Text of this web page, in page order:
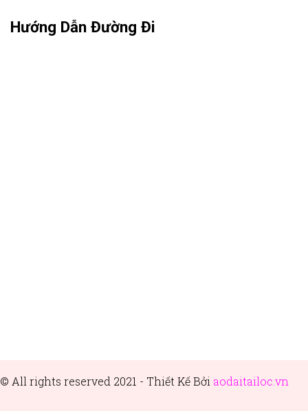
Hướng Dẫn Đường Đi
© All rights reserved 2021 - Thiết Kế Bởi aodaitailoc.vn